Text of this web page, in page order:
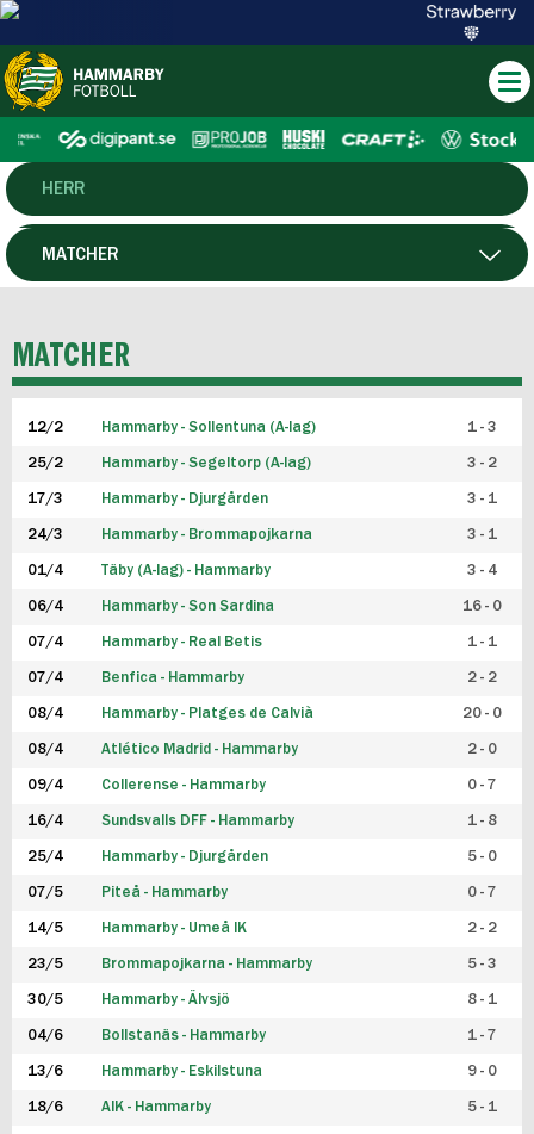
HERR
DAM
P19
F19
FUTSAL HERR
FUTSAL DAM
MATCHER
MATCHER
12/2 Hammarby - Sollentuna (A-lag) 1 - 3
25/2 Hammarby - Segeltorp (A-lag) 3 - 2
17/3 Hammarby - Djurgården 3 - 1
24/3 Hammarby - Brommapojkarna 3 - 1
01/4 Täby (A-lag) - Hammarby 3 - 4
06/4 Hammarby - Son Sardina 16 - 0
07/4 Hammarby - Real Betis 1 - 1
07/4 Benfica - Hammarby 2 - 2
08/4 Hammarby - Platges de Calvià 20 - 0
08/4 Atlético Madrid - Hammarby 2 - 0
09/4 Collerense - Hammarby 0 - 7
16/4 Sundsvalls DFF - Hammarby 1 - 8
25/4 Hammarby - Djurgården 5 - 0
07/5 Piteå - Hammarby 0 - 7
14/5 Hammarby - Umeå IK 2 - 2
23/5 Brommapojkarna - Hammarby 5 - 3
30/5 Hammarby - Älvsjö 8 - 1
04/6 Bollstanäs - Hammarby 1 - 7
13/6 Hammarby - Eskilstuna 9 - 0
18/6 AIK - Hammarby 5 - 1